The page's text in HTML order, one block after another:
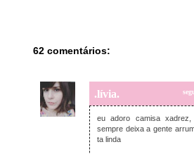
62 comentários:
.lívia.
eu adoro camisa
sempre deixa a gente
ta linda